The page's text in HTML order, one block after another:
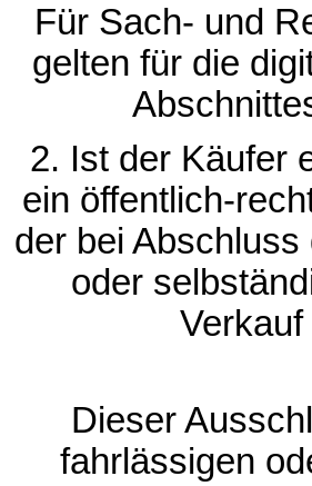
Für Sach- und
gelten für die
2. Ist der Käufer
ein öffentlich-
der bei
oder
Dieser
fahrlässigen